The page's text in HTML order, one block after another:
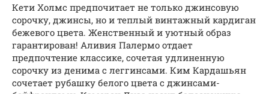
Кети Холмс предпочитает не только джинсовую
сорочку, джинсы, но и теплый винтажный кардиган
бежевого цвета. Женственный и уютный образ
гарантирован! Аливия Палермо отдает
предпочтение классике, сочетая удлиненную
сорочку из денима с леггинсами. Ким Кардашьян
сочетает рубашку белого цвета с джинсами-